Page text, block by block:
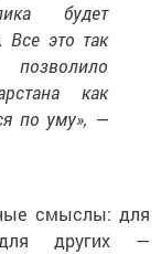
будет
Все это так
как
по уму», —
смыслы: для
других —